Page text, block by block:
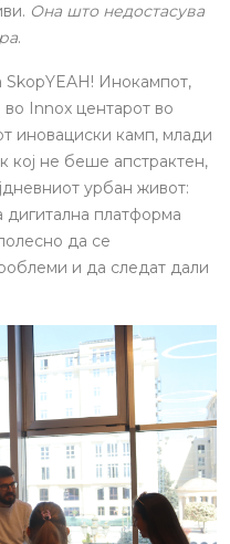
Она што недостасува
.
Инокампот,
Innox центарот во
иновациски камп, млади
кој не беше апстрактен,
урбан живот:
платформа
да се
и да следат дали